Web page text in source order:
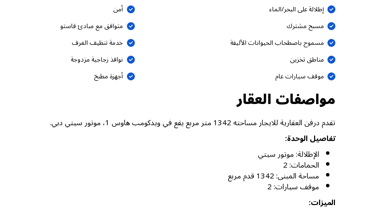
إطلالة على البحر/الماء
أمن
مسبح مشترك
متوافق مع مبادئ فاستو
مسموح باصطحاب الحيوانات الأليفة
خدمة تنظيف الغرف
مناطق تخزين
نوافذ زجاجية مزدوجة
موقف سيارات عام
أجهزة مطبخ
مواصفات العقار
تقدم درفن العقارية للايجار مساحته 1342 متر مربع يقع في ويدكومب هاوس 1، موتور سيتي دبي.
تفاصيل الوحدة:
الإطلالة: موتور سيتي
الحمامات: 2
مساحة المبنى: 1342 قدم مربع
موقف سيارات: 2
الميزات: